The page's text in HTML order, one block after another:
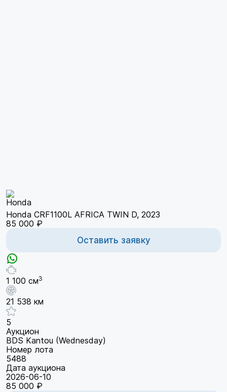
Honda CRF1100L AFRICA TWIN D, 2023
85 000 ₽
Оставить заявку
1 100 см3
21 538 км
5
Аукцион
BDS Kantou (Wednesday)
Номер лота
5488
Дата аукциона
2026-06-10
85 000 ₽